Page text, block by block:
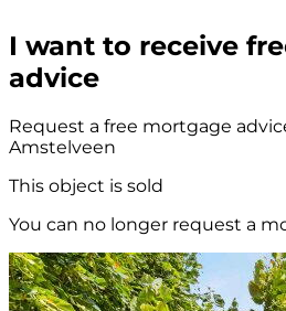
I want to receive
advice
Request a free mortgage
Amstelveen
This object is sold
You can no longer request a